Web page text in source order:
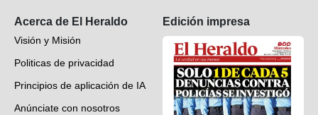
Acerca de El Heraldo
Visión y Misión
Politicas de privacidad
Principios de aplicación de IA
Anúnciate con nosotros
Edición impresa